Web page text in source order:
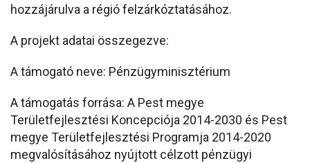
hozzájárulva a régió felzárkóztatásához.
A projekt adatai összegezve:
A támogató neve: Pénzügyminisztérium
A támogatás forrása: A Pest megye
Területfejlesztési Koncepciója 2014-2030 és Pest
megye Területfejlesztési Programja 2014-2020
megvalósításához nyújtott célzott pénzügyi